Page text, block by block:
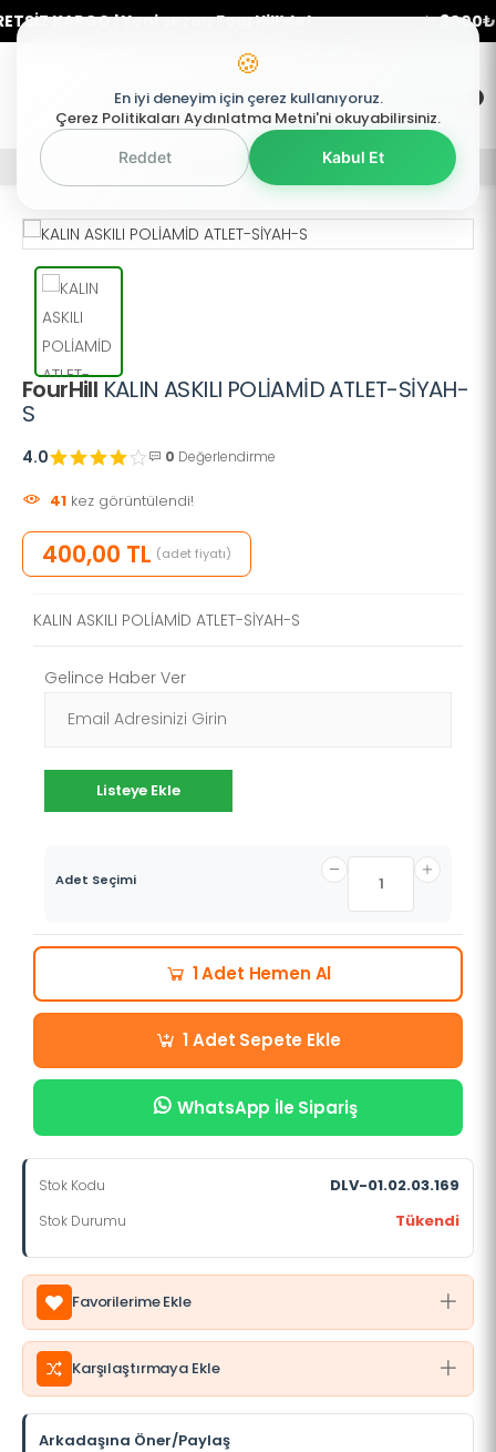
KARGO | Yeni sezon FourHill’de! ✨ 3000₺
Mobil Menü
Mobil Menü
Mobil Menü
FourHill KALIN ASKILI POLİAMİD ATLET-SİYAH-
S
4.0 0 Değerlendirme
41 kez görüntülendi!
400,00 TL (adet fiyatı)
KALIN ASKILI POLİAMİD ATLET-SİYAH-S
Gelince Haber Ver
Listeye Ekle
Adet Seçimi
1 Adet Hemen Al
1 Adet Sepete Ekle
WhatsApp İle Sipariş
Stok Kodu DLV-01.02.03.169
Stok Durumu Tükendi
Favorilerime Ekle
Karşılaştırmaya Ekle
Arkadaşına Öner/Paylaş
🍪
En iyi deneyim için çerez kullanıyoruz.
Çerez Politikaları Aydınlatma Metni'ni okuyabilirsiniz.
Reddet Kabul Et